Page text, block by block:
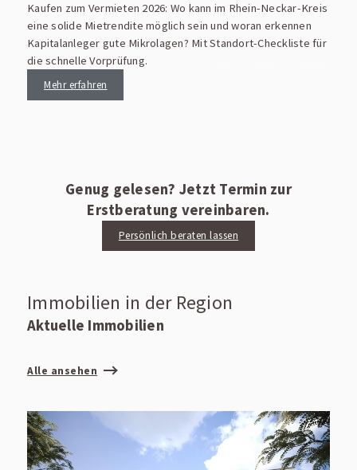
Kaufen zum Vermieten 2026: Wo kann im Rhein-Neckar-Kreis
eine solide Mietrendite möglich sein und woran erkennen
Kapitalanleger gute Mikrolagen? Mit Standort-Checkliste für
die schnelle Vorprüfung.
Mehr erfahren
Genug gelesen? Jetzt Termin zur
Erstberatung vereinbaren.
Persönlich beraten lassen
Immobilien in der Region
Aktuelle Immobilien
Alle ansehen